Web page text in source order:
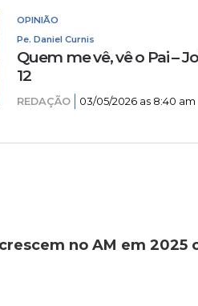
OPINIÃO
Pe. Daniel Curnis
Quem me vê, vê o Pai –
12
REDAÇÃO 03/05/2026 as 8:40 am
no AM em 2025